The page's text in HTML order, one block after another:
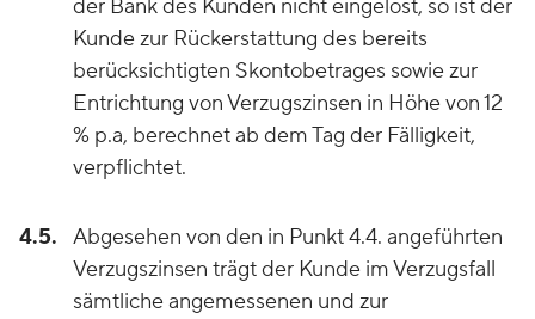
der Bank des Kunden nicht eingelöst, so ist der
Kunde zur Rückerstattung des bereits
berücksichtigten Skontobetrages sowie zur
Entrichtung von Verzugszinsen in Höhe von 12
% p.a, berechnet ab dem Tag der Fälligkeit,
verpflichtet.
4.5.
Abgesehen von den in Punkt 4.4. angeführten
Verzugszinsen trägt der Kunde im Verzugsfall
sämtliche angemessenen und zur